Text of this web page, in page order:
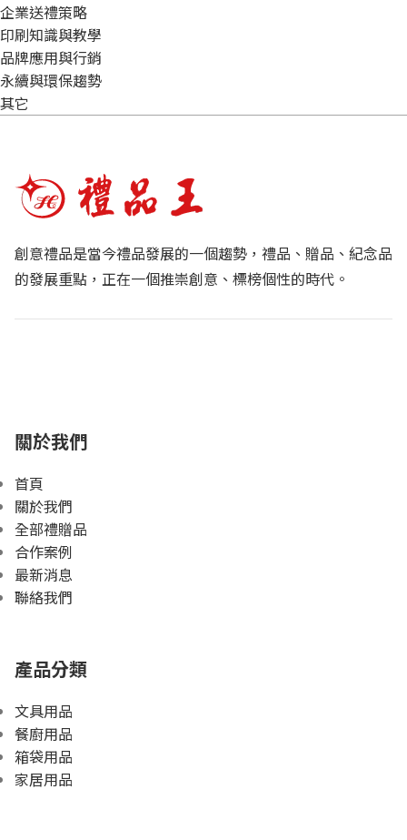
企業送禮策略
印刷知識與教學
品牌應用與行銷
永續與環保趨勢
其它
創意禮品是當今禮品發展的一個趨勢，禮品、贈品、紀念品
的發展重點，正在一個推崇創意、標榜個性的時代。
關於我們
首頁
關於我們
全部禮贈品
合作案例
最新消息
聯絡我們
產品分類
文具用品
餐廚用品
箱袋用品
家居用品